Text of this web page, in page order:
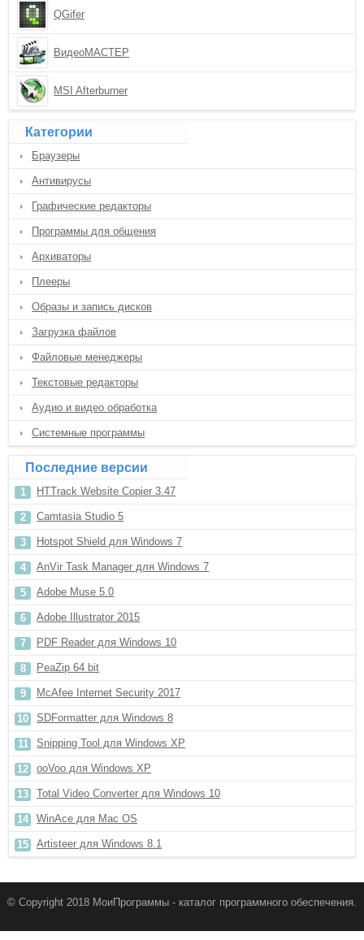
QGifer
ВидеоМАСТЕР
MSI Afterburner
Категории
Браузеры
Антивирусы
Графические редакторы
Программы для общения
Архиваторы
Плееры
Образы и запись дисков
Загрузка файлов
Файловые менеджеры
Текстовые редакторы
Аудио и видео обработка
Системные программы
Последние версии
HTTrack Website Copier 3.47
Camtasia Studio 5
Hotspot Shield для Windows 7
AnVir Task Manager для Windows 7
Adobe Muse 5.0
Adobe Illustrator 2015
PDF Reader для Windows 10
PeaZip 64 bit
McAfee Internet Security 2017
SDFormatter для Windows 8
Snipping Tool для Windows XP
ooVoo для Windows XP
Total Video Converter для Windows 10
WinAce для Mac OS
Artisteer для Windows 8.1
© Copyright 2018 МоиПрограммы - каталог программного обеспечения.